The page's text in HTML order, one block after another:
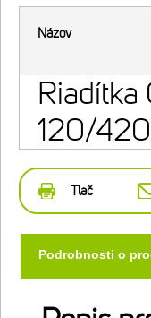
Názov
Riadítka
120/
Tlač
Podrobnosti o